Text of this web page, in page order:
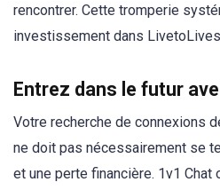
rencontrer. Cette tromperie
investissement dans
Entrez dans le futur
Votre recherche de connexions
ne doit pas nécessairement se
et une perte financière. 1v1